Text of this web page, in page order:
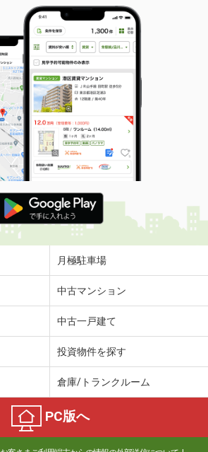
月極駐車場
中古マンション
中古一戸建て
投資物件を探す
倉庫/トランクルーム
PC版へ